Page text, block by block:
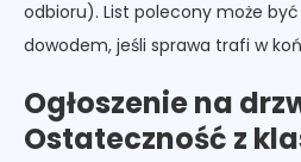
odbioru). List polecony może
dowodem, jeśli sprawa trafi w
Ogłoszenie na
Ostateczność z